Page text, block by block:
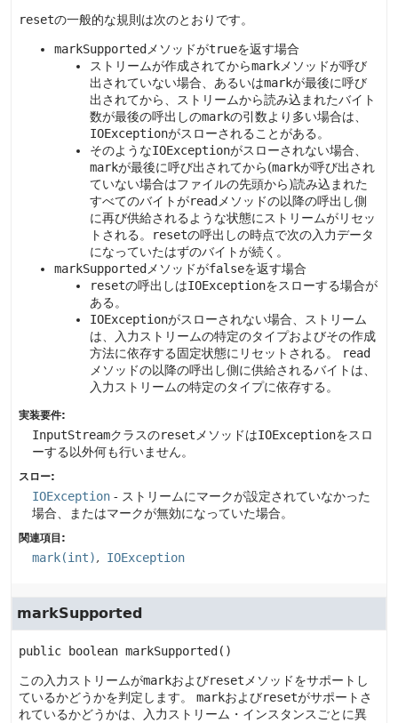
resetの一般的な規則は次のとおりです。
markSupported メソッドがtrueを返す場合
ストリームが作成されてからmark メソッドが呼び
出されていない場合、あるいはmarkが最後に呼び
出されてから、ストリームから読み込まれたバイト
数が最後の呼出しのmarkの引数より多い場合は、
IOExceptionがスローされることがある。
そのようなIOExceptionがスローされない場合、
markが最後に呼び出されてから(markが呼び出され
ていない場合はファイルの先頭から)読み込まれた
すべてのバイトがread メソッドの以降の呼出し側
に再び供給されるような状態にストリームがリセッ
トされる。
resetの呼出しの時点で次の入力データ
になっていたはずのバイトが続く。
markSupported メソッドがfalseを返す場合
resetの呼出しはIOExceptionをスローする場合が
ある。
IOExceptionがスローされない場合、ストリーム
は、入力ストリームの特定のタイプおよびその作成
方法に依存する固定状態にリセットされる。
read
メソッドの以降の呼出し側に供給されるバイトは、
入力ストリームの特定のタイプに依存する。
実装要件:
InputStreamクラスのreset メソッドはIOExceptionをスロ
ーする以外何も行いません。
スロー:
IOException - ストリームにマークが設定されていなかった
場合、またはマークが無効になっていた場合。
関連項目:
mark(int) IOException
markSupported
public boolean markSupported ()
この入力ストリームがmarkおよびreset メソッドをサポートし
ているかどうかを判定します。
markおよびresetがサポートさ
れているかどうかは、入力ストリーム・インスタンスごとに異